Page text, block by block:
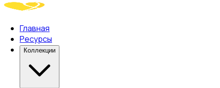
Главная
Ресурсы
Коллекции